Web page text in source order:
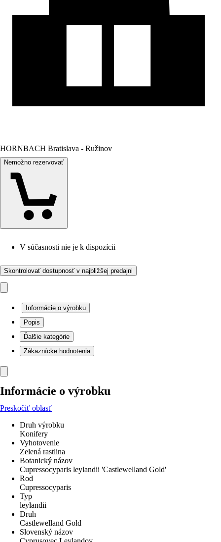
HORNBACH Bratislava - Ružinov
Nemožno rezervovať
V súčasnosti nie je k dispozícii
Skontrolovať dostupnosť v najbližšej predajni
Informácie o výrobku
Popis
Ďalšie kategórie
Zákaznícke hodnotenia
Informácie o výrobku
Preskočiť oblasť
Druh výrobku
Konifery
Vyhotovenie
Zelená rastlina
Botanický názov
Cupressocyparis leylandii 'Castlewelland Gold'
Rod
Cupressocyparis
Typ
leylandii
Druh
Castlewelland Gold
Slovenský názov